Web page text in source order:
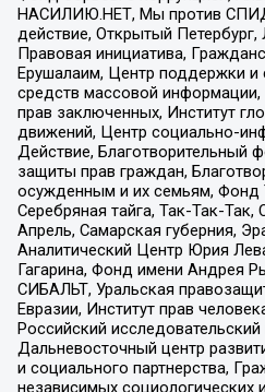
НАСИЛИЮ.НЕТ, Мы против
действие, Открытый Петербург,
Правовая инициатива,
Ерушалаим, Центр поддержки и
средств массовой
прав заключенных, Институт
движений, Центр социально-
Действие, Благотворительный
защиты прав граждан,
осужденным и их семьям, Фонд
Серебряная тайга, Так-Так-
Апрель, Самарская губерния,
Аналитический Центр Юрия
Гагарина, Фонд имени Андрея
СИБАЛЬТ, Уральская
Евразии, Институт прав
Российский
Дальневосточный центр
и социального партнерства,
независимых социологических